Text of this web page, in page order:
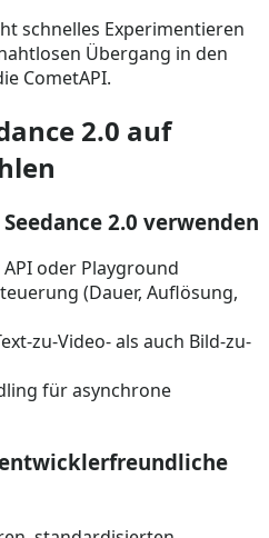
schnelles Experimentieren
Übergang in den
CometAPI.
2.0 auf
2.0 verwenden
oder Playground
(Dauer, Auflösung,
zu-Video- als auch Bild-zu-
für asynchrone